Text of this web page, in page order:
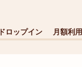
ドロップイン 月額利用